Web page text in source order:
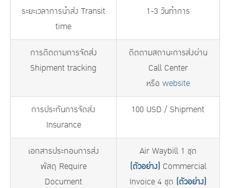
ระยะเวลาการนำส่ง Transit
time
1-3 วันทำการ
การติดตามการจัดส่ง
Shipment tracking
ติดตามสถานะการส่งผ่าน
Call Center
หรือ website
การประกันการจัดส่ง
Insurance
100 USD / Shipment
เอกสารประกอบการส่ง
พัสดุ Require
Document
Air Waybill 1 ชุด
(ตัวอย่าง)Commercial
Invoice 4 ชุด (ตัวอย่าง)